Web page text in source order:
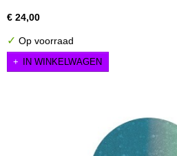
€ 24,00
✓ Op voorraad
IN WINKELWAGEN